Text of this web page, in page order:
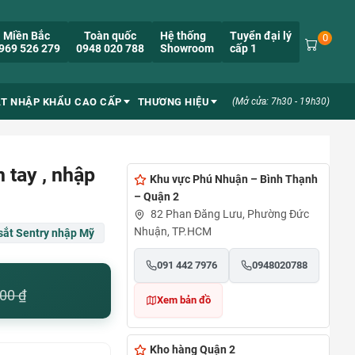
Miền Bắc
526 279
Toàn quốc
0948 020 788
Hệ thống
Showroom
Tuyển đại lý
cấp 1
0
NHẬP KHẨU CAO CẤP THƯƠNG HIỆU (Mở cửa: 7h30 - 19h30)
tay , nhập
Sentry nhập Mỹ
₫
Khu vực Phú Nhuận – Bình Thạnh
– Quận 2
82 Phan Đăng Lưu, Phường Đức
Nhuận, TP.HCM
091 442 7976 0948020788
Xem bản đồ
Kho hàng Quận 2